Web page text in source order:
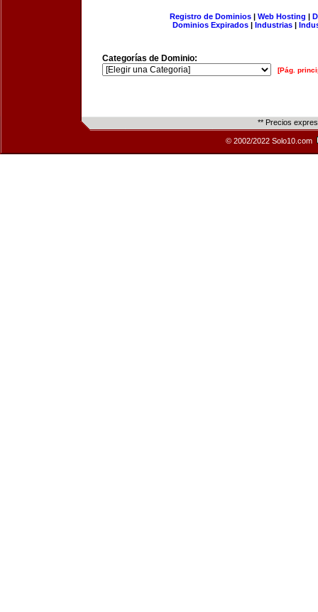
Registro de Dominios| Web Hosting |
Dominios Expirados | Industrias |
Categorías de Dominio:
[Pág.
** Precios
© 2002/2022 Solo10.com